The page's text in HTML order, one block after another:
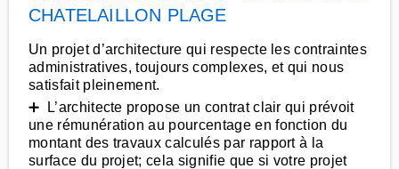
CHATELAILLON PLAGE
Un projet d’architecture qui respecte les contraintes
administratives, toujours complexes, et qui nous
satisfait pleinement.
➕ L’architecte propose un contrat clair qui prévoit
une rémunération au pourcentage en fonction du
montant des travaux calculés par rapport à la
surface du projet; cela signifie que si votre projet